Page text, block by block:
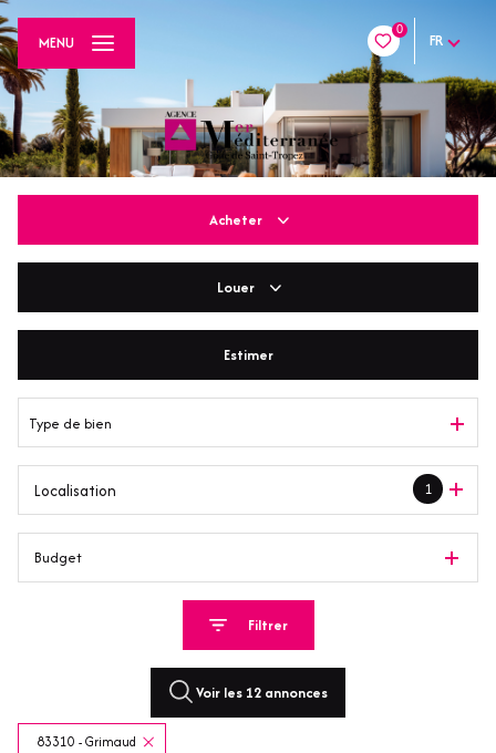
0
FR
MENU
Acheter
De l'immo pro
Louer
Estimer
Type de bien
1
Localisation
Budget
Filtrer
Voir les 12 annonces
83310 - Grimaud